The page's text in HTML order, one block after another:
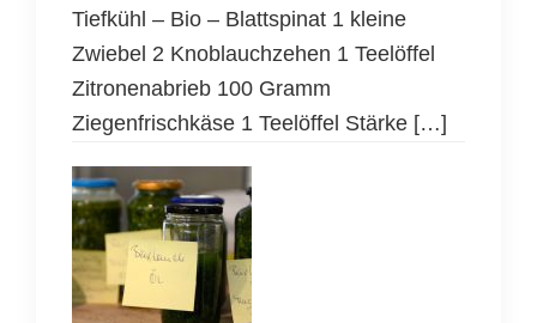
Tiefkühl – Bio – Blattspinat 1 kleine
Zwiebel 2 Knoblauchzehen 1 Teelöffel
Zitronenabrieb 100 Gramm
Ziegenfrischkäse 1 Teelöffel Stärke […]